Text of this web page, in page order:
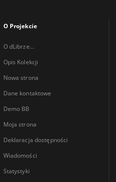
O Projekcie
O dLibrze...
Opis Kolekcji
Nowa strona
Dane kontaktowe
Demo BB
Moja strona
Deklaracja dostępności
Wiadomości
Statystyki